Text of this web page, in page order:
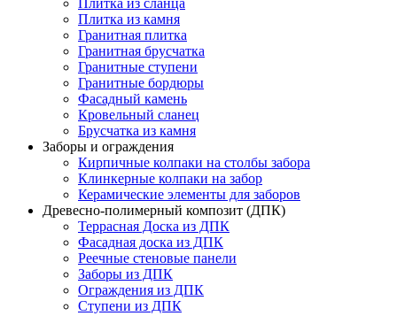
Плитка из сланца
Плитка из камня
Гранитная плитка
Гранитная брусчатка
Гранитные ступени
Гранитные бордюры
Фасадный камень
Кровельный сланец
Брусчатка из камня
Заборы и ограждения
Кирпичные колпаки на столбы забора
Клинкерные колпаки на забор
Керамические элементы для заборов
Древесно-полимерный композит (ДПК)
Террасная Доска из ДПК
Фасадная доска из ДПК
Реечные стеновые панели
Заборы из ДПК
Ограждения из ДПК
Ступени из ДПК